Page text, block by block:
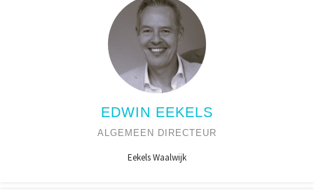
EDWIN EEKELS
ALGEMEEN DIRECTEUR
Eekels Waalwijk